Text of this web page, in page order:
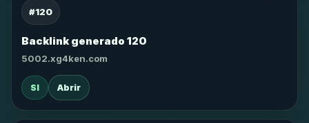
#120
Backlink generado 120
5002.xg4ken.com
SI Abrir